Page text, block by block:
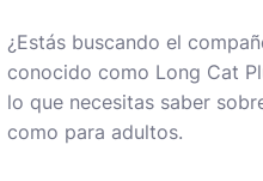
¿Estás buscando el
conocido como Long Cat
lo que necesitas saber
como para adultos.